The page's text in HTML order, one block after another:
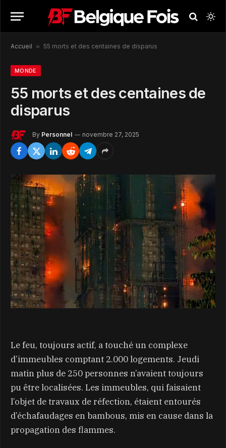
Accueil » 55 morts et des centaines de disparus
MONDE
55 morts et des centaines de
disparus
By Personnel novembre 27, 2025
Le feu, toujours actif, a touché un complexe
d’immeubles comptant 2.000 logements. Jeudi
matin plus de 250 personnes n’avaient toujours
pu être localisées. Les immeubles, qui faisaient
l’objet de travaux de réfection, étaient entourés
d’échafaudages en bambous, mis en cause dans la
propagation des flammes.